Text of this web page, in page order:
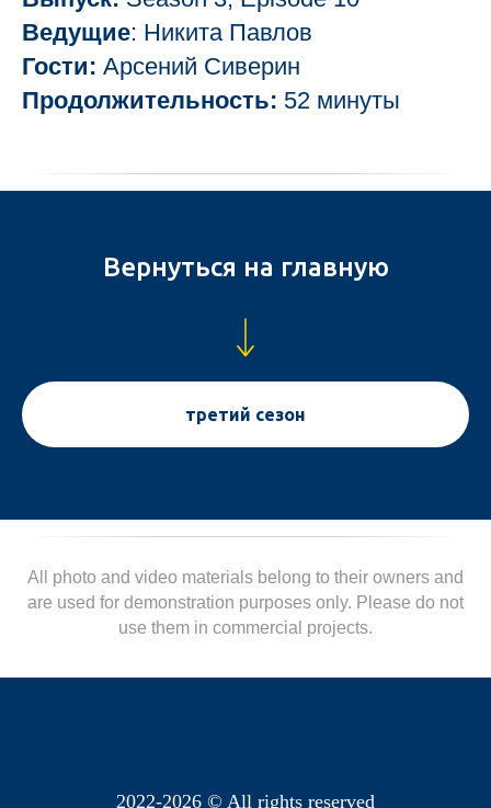
Ведущие: Никита Павлов
Гости: Арсений Сиверин
Продолжительность: 52 минуты
Вернуться на главную
третий сезон
All photo and video materials belong to their owners and
are used for demonstration purposes only. Please do not
use them in commercial projects.
2022-2026 © All rights reserved